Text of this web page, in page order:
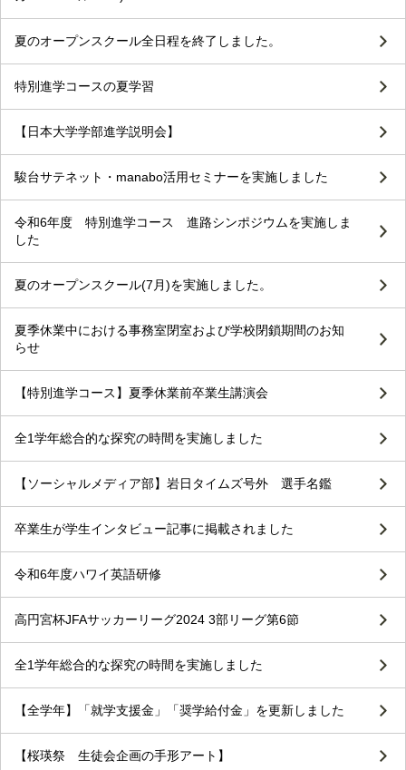
夏のオープンスクール全日程を終了しました。
特別進学コースの夏学習
【日本大学学部進学説明会】
駿台サテネット・manabo活用セミナーを実施しました
令和6年度 特別進学コース 進路シンポジウムを実施しま
した
夏のオープンスクール(7月)を実施しました。
夏季休業中における事務室閉室および学校閉鎖期間のお知
らせ
【特別進学コース】夏季休業前卒業生講演会
全1学年総合的な探究の時間を実施しました
【ソーシャルメディア部】岩日タイムズ号外 選手名鑑
卒業生が学生インタビュー記事に掲載されました
令和6年度ハワイ英語研修
高円宮杯JFAサッカーリーグ2024 3部リーグ第6節
全1学年総合的な探究の時間を実施しました
【全学年】「就学支援金」「奨学給付金」を更新しました
【桜瑛祭 生徒会企画の手形アート】